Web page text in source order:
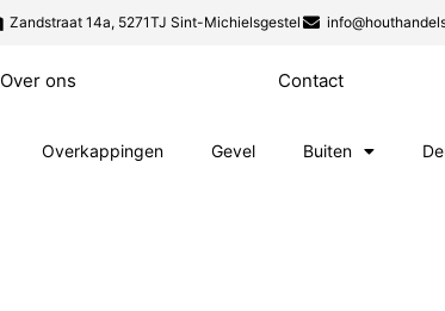
Zandstraat 14a, 5271TJ Sint-Michielsgestel
Over ons Contact
Overkappingen Gevel Buiten